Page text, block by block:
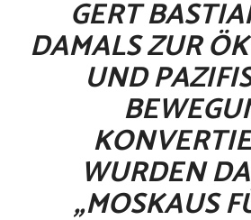
GERT
DAMALS ZUR
UND
WURDEN
„MOSKAUS